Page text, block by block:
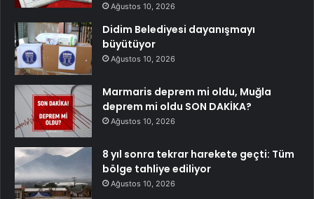
Ağustos 10, 2026
Didim Belediyesi dayanışmayı
büyütüyor
Ağustos 10, 2026
Marmaris deprem mi oldu, Muğla
deprem mi oldu SON DAKİKA?
Ağustos 10, 2026
8 yıl sonra tekrar harekete geçti: Tüm
bölge tahliye ediliyor
Ağustos 10, 2026